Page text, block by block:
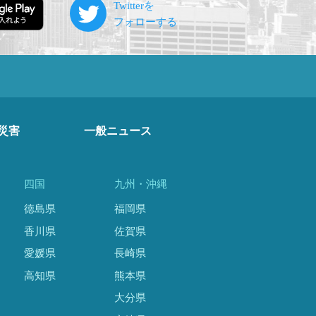
害 一般ニュース
四国
徳島県
香川県
愛媛県
高知県
九州・沖縄
福岡県
佐賀県
長崎県
熊本県
大分県